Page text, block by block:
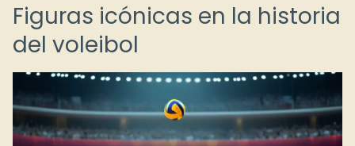
Figuras icónicas en la historia
del voleibol